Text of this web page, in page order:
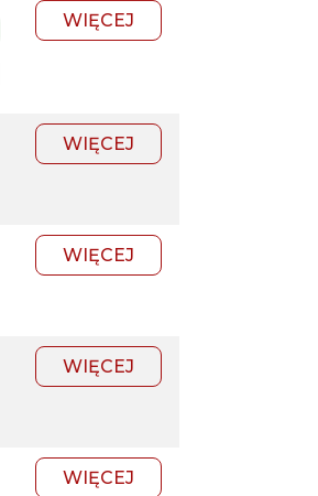
WIĘCEJ
WIĘCEJ
WIĘCEJ
WIĘCEJ
WIĘCEJ